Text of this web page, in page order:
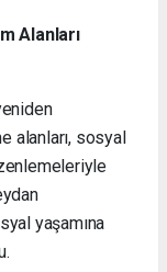
Alanları
alanları, sosyal
yaşamına